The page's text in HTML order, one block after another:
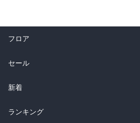
フロア
総合
ラノベ
雑誌・グラビア
セール
総合
ラノベ
新着
総合
ランキング